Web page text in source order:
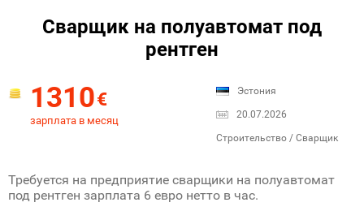
Cварщик на полуавтомат под
рентген
1310€
зарплата в месяц
Эстония
20.07.2026
Строительство / Сварщик
Требуется на предприятие сварщики на полуавтомат
под рентген зарплата 6 евро нетто в час.